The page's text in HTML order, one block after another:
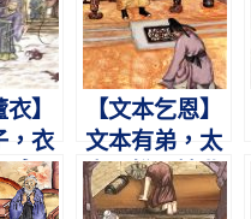
】
，衣
感父
古令
【文本乞恩】
文本有弟，太
宗不悅。婉曲
陳情，泣下嗚